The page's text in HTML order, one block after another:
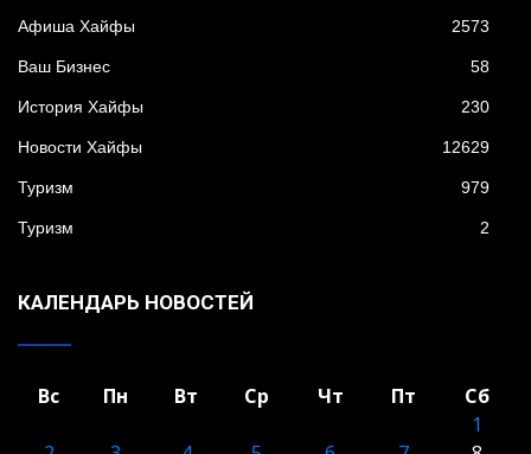
Афиша Хайфы 2573
Ваш Бизнес 58
История Хайфы 230
Новости Хайфы 12629
Туризм 979
Туризм 2
КАЛЕНДАРЬ НОВОСТЕЙ
Вс Пн Вт Ср Чт Пт
Сб
1